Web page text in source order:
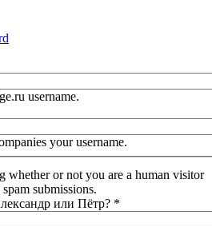
username.
your username.
whether or not you are a human visitor
submissions.
или Пётр? *